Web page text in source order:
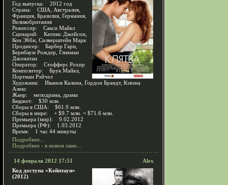
Год выпуска: 2012 год
Страна: США, Австралия,
Франция, Бразилия, Германия,
Великобритания
Режиссер: Сакси Майкл
Сценарий: Катимс Джейсон,
Кон Эбби, Силверштейн Марк
Продюсер: Барбер Гари,
Бернбаум Рождер, Гликман
Джонатан
Оператор: Стофферс Рохир
Композитор: Брук Майкл,
Портман Рэйчел
Художник: Иванов Калина, Гордон Брандт, Кэвэна
Алекс
Жанр: мелодрама, драма
Бюджет: $30 млн.
Сборы в США: $61.9 млн.
Сборы в мире: + $9.7 млн. = $71.6 млн.
Премьера (мир): 9.02.2012
Премьера (РФ): 1.03.2012
Время: 1 час 44 минуты
Подробнее...
Подробнее - в новом окне...
14 февраля 2012 17:51
Alex
Код доступа «Кейптаун»
(2012)